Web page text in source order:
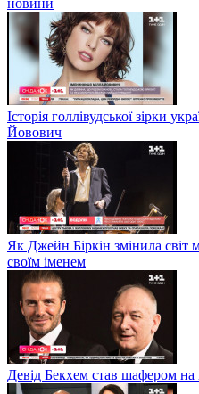
Історія голлівудської зірки
Йовович
Як Джейн Біркін змінила світ
своїм іменем
Девід Бекхем став шафером на